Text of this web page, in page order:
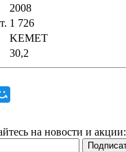
2008
1 726
KEMET
30,2
на новости и акции: